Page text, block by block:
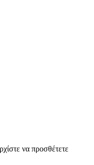
να προσθέτετε